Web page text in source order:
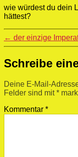
wie würdest du dein
hättest?
← der einzige
Schreibe
Deine E-Mail-
Felder sind mit*
Kommentar *